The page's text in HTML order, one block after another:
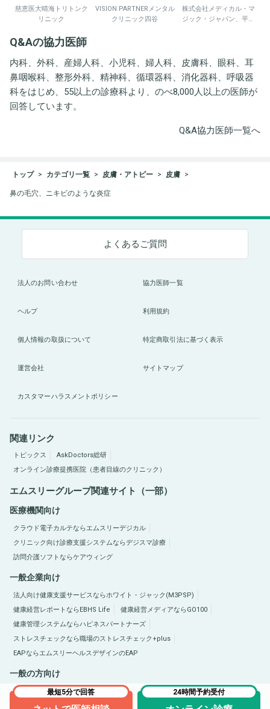
慈恵医大晴海トリトンク
リニック
VISION PARTNERメンタル
クリニック四谷
株式会社メディカル・マ
ジック・ジャパン、平野
Q&Aの協力医師
内科、外科、産婦人科、小児科、婦人科、皮膚科、眼科、耳
鼻咽喉科、整形外科、精神科、循環器科、消化器科、呼吸器
科をはじめ、55以上の診療科より、のべ8,000人以上の医師が
回答しています。
Q&A協力医師一覧へ
トップ カテゴリ一覧 皮膚・アトピー 皮膚
鼻の毛穴、ニキビのような炎症
最短5分で回答 24時間予約受付
よくあるご質問
法人のお問い合わせ 協力医師一覧
ヘルプ 利用規約
個人情報の取扱について 特定商取引法に基づく表示
運営会社 サイトマップ
カスタマーハラスメントポリシー
関連リンク
トピックス
AskDoctors総研
オンライン診療提携医院（患者目線のクリニック）
エムスリーグループ関連サイト（一部）
医療機関向け
クラウド電子カルテならエムスリーデジカル
クリニック向け診療支援システムならデジスマ診療
訪問介護ソフトならケアウィング
一般企業向け
法人向け健康支援サービスならホワイト・ジャック(M3PSP)
健康経営レポートならEBHS Life
健康経営メディアならGO100
健康管理システムならハピネスパートナーズ
ストレスチェックなら職場のストレスチェック+plus
EAPならエムスリーヘルスデザインのEAP
一般の方向け
医療総合サイトQLife（キューライフ） 肥満症総合サイトならひまんラボ